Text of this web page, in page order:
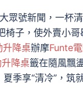
眾號新聞，一杯
子，使外賣小
降桌辦摩Funte
降桌籤在隨風飄
季享“清冷”，筑